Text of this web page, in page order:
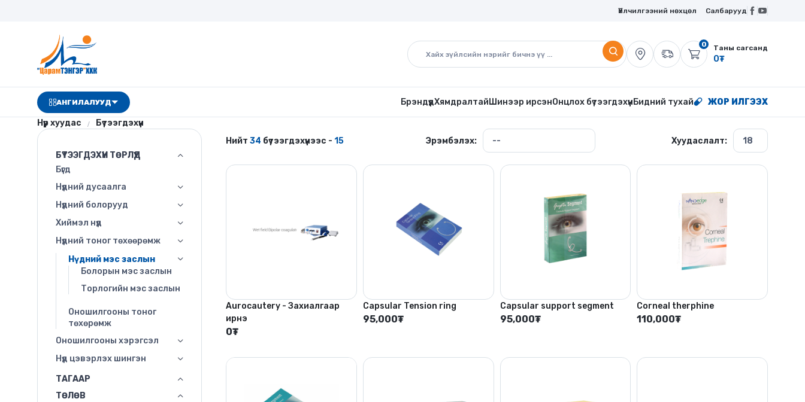
Үйлчилгээний нөхцөл Салбарууд
0 Таны сагсанд
0₮
АНГИЛАЛУУД БрэндүүдХямдралтайШинээр ирсэнОнцлох бүтээгдэхүүнБидний тухай ЖОР ИЛГЭЭХ
Нүүр хуудас Бүтээгдэхүүн
БҮТЭЭГДЭХҮҮН ТӨРЛҮҮД
Бүгд
Нүдний дусаалга
Нүдний болорууд
Хиймэл нүд
Нүдний тоног төхөөрөмж
Нүдний мэс заслын
Болорын мэс заслын
Торлогийн мэс заслын
Оношилгооны тоног
төхөрөмж
Оношилгооны хэрэгсэл
Нүд цэвэрлэх шингэн
ТАГААР
ТӨЛӨВ
Нийт 34 бүтээгдэхүүнээс - 15 Эрэмбэлэх: Хуудаслалт:
Aurocautery - Захиалгаар
ирнэ
0₮
Capsular Tension ring
95,000₮
Capsular support segment
95,000₮
Corneal therphine
110,000₮